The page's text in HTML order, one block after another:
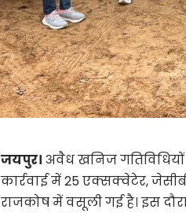
जयपुर। अवैध खनिज
कार्रवाई में 25 एक्सक्वेटेर,
राजकोष में वसूली गई है। इस